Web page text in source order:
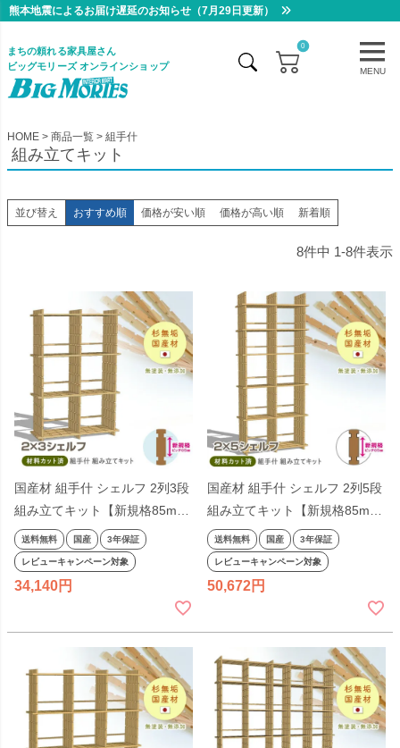
熊本地震によるお届け遅延のお知らせ（7月29日更新）
MENU
まちの頼れる家具屋さん
ビッグモリーズ オンラインショップ
0
HOME 商品一覧 組手什
組み立てキット
並び替え おすすめ順 価格が安い順 価格が高い順 新着順
8件中 1-8件表示
国産材 組手什 シェルフ 2列3段
組み立てキット【新規格85mm
ピッチ】幅90cm DIY 無垢材 杉
本棚 シェルフ ラック 収納 棚
天然木 組み立て 工作 夏休み 日
本製 親子で くでじゅう セット
送料無料 国産 3年保証
レビューキャンペーン対象
34,140
国産材 組手什 シェルフ 2列5段
組み立てキット【新規格85mm
ピッチ】幅90cm DIY 無垢材 杉
本棚 シェルフ ラック 収納 棚
天然木 組み立て 工作 夏休み 親
送料無料 国産 3年保証
レビューキャンペーン対象
50,672